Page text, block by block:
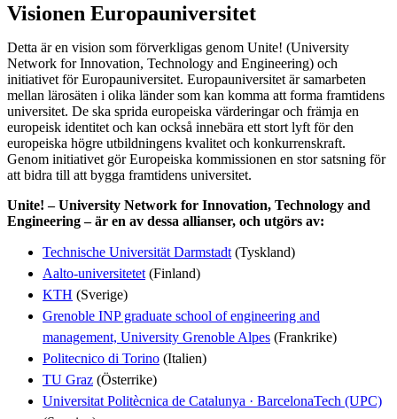
Visionen Europauniversitet
Detta är en vision som förverkligas genom Unite! (University
Network for Innovation, Technology and Engineering) och
initiativet för Europauniversitet. Europauniversitet är samarbeten
mellan lärosäten i olika länder som kan komma att forma framtidens
universitet. De ska sprida europeiska värderingar och främja en
europeisk identitet och kan också innebära ett stort lyft för den
europeiska högre utbildningens kvalitet och konkurrenskraft.
Genom initiativet gör Europeiska kommissionen en stor satsning för
att bidra till att bygga framtidens universitet.
Unite! – University Network for Innovation, Technology and
Engineering – är en av dessa allianser, och utgörs av:
Technische Universität Darmstadt (Tyskland)
Aalto-universitetet (Finland)
KTH (Sverige)
Grenoble INP graduate school of engineering and
management, University Grenoble Alpes (Frankrike)
Politecnico di Torino (Italien)
TU Graz (Österrike)
Universitat Politècnica de Catalunya · BarcelonaTech (UPC)